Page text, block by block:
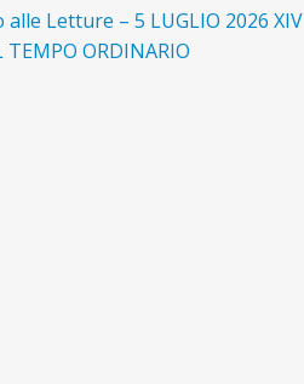
alle Letture – 5 LUGLIO 2026 XIV
TEMPO ORDINARIO